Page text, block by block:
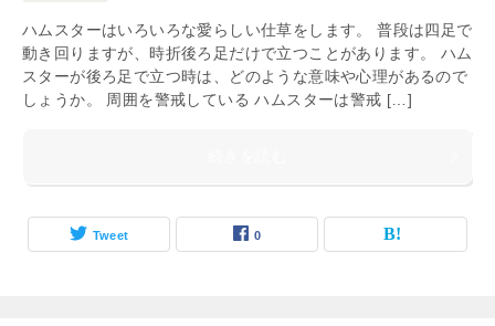
ハムスターはいろいろな愛らしい仕草をします。 普段は四足で
動き回りますが、時折後ろ足だけで立つことがあります。 ハム
スターが後ろ足で立つ時は、どのような意味や心理があるので
しょうか。 周囲を警戒している ハムスターは警戒 […]
Tweet 0